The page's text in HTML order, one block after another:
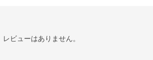
レビューはありません。